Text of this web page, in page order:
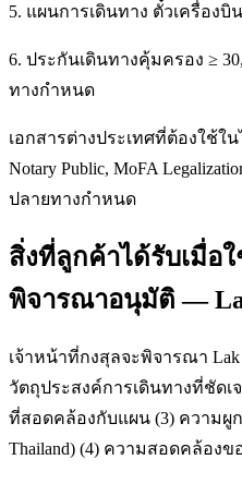
5. แผนการเดินทาง ตั๋วเครื่อง
6. ประกันเดินทางคุ้มครอง ≥
ทางกำหนด
เอกสารต่างประเทศที่ต้องใช้ใ
Notary Public, MoFA
ปลายทางกำหนด
สิ่งที่ลูกค้าได้รับเมื่อ
พิจารณาอนุมัติ —
เจ้าหน้าที่กงสุลจะพิจารณา
วัตถุประสงค์การเดินทางที่ชัดเ
ที่สอดคล้องกับแผน (3) ความผู
Thailand) (4) ความสอดคล้อง